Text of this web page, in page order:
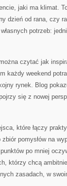
jaki ma klimat.
dzień od rana, czy
potrzeb:
czytać jak
każdy weekend
rynek. Blog
się z nowej
które łączy
zbiór pomysłów na
po mniej
którzy chcą
zasadach, w